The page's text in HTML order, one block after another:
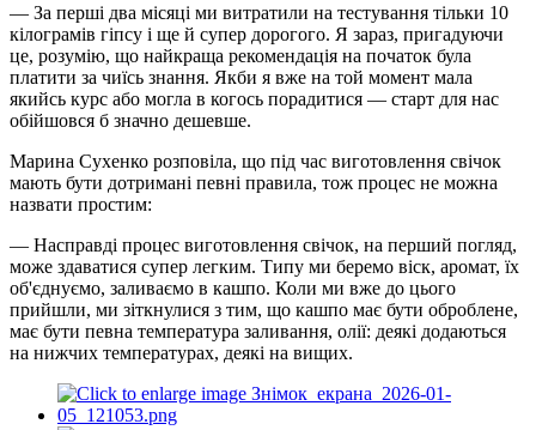
— За перші два місяці ми витратили на тестування тільки 10
кілограмів гіпсу і ще й супер дорогого. Я зараз, пригадуючи
це, розумію, що найкраща рекомендація на початок була
платити за чиїсь знання. Якби я вже на той момент мала
якийсь курс або могла в когось порадитися — старт для нас
обійшовся б значно дешевше.
Марина Сухенко розповіла, що під час виготовлення свічок
мають бути дотримані певні правила, тож процес не можна
назвати простим:
— Насправді процес виготовлення свічок, на перший погляд,
може здаватися супер легким. Типу ми беремо віск, аромат, їх
об'єднуємо, заливаємо в кашпо. Коли ми вже до цього
прийшли, ми зіткнулися з тим, що кашпо має бути оброблене,
має бути певна температура заливання, олії: деякі додаються
на нижчих температурах, деякі на вищих.